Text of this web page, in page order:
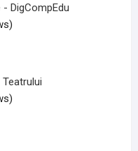
DigCompEdu